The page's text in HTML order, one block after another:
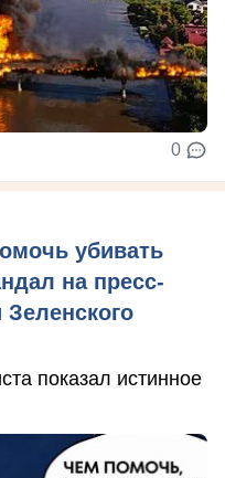
0
убивать
на пресс-
показал истинное